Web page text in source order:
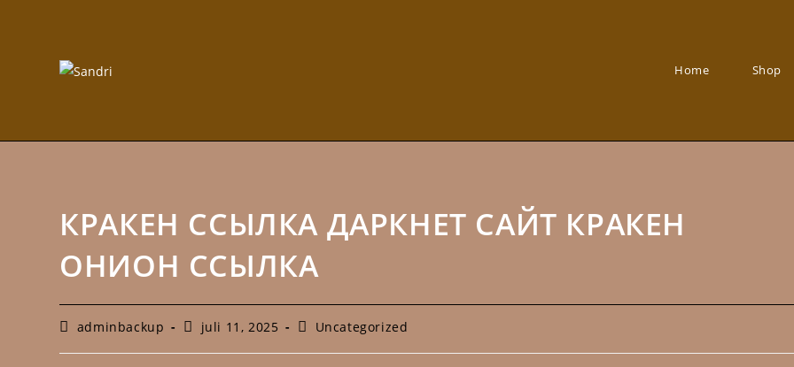
Home Shop
КРАКЕН ССЫЛКА ДАРКНЕТ САЙТ КРАКЕН
ОНИОН ССЫЛКА
Inläggsförfattare:
adminbackup
Inlägget
juli 11, 2025 Inläggskategori:
Uncategorized